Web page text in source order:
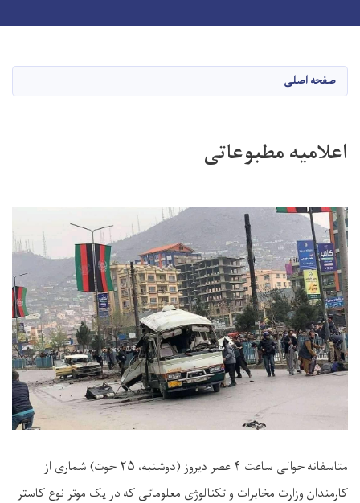
content
صفحه اصلی
اعلامیه مطبوعاتی
متاسفانه حوالی ساعت ۴ عصر دیروز (دوشنبه، ۲۵ حوت) شماری از
کارمندان وزارت مخابرات و تکنالوژی معلوماتی که در یک موتر نوع کاستر